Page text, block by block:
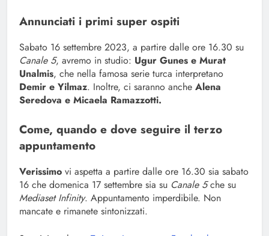
Annunciati i primi super ospiti
Sabato 16 settembre 2023, a partire dalle ore 16.30 su
Canale 5, avremo in studio: Ugur Gunes e Murat
Unalmis, che nella famosa serie turca interpretano
Demir e Yilmaz. Inoltre, ci saranno anche Alena
Seredova e Micaela Ramazzotti.
Come, quando e dove seguire il terzo
appuntamento
Verissimo vi aspetta a partire dalle ore 16.30 sia sabato
16 che domenica 17 settembre sia su Canale 5che su
Mediaset Infinity. Appuntamento imperdibile. Non
mancate e rimanete sintonizzati.